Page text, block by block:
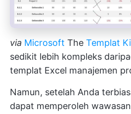
via Microsoft The Templat
sedikit lebih kompleks
templat Excel manajemen
Namun, setelah Anda
dapat memperoleh